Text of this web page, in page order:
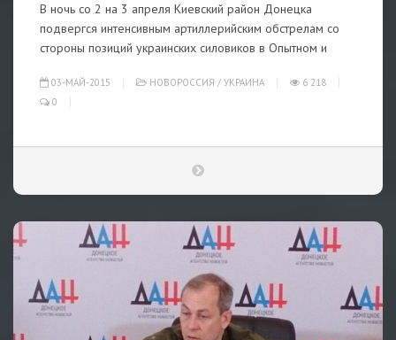
В ночь со 2 на 3 апреля Киевский район Донецка
подвергся интенсивным артиллерийским обстрелам со
стороны позиций украинских силовиков в Опытном и
03-МАЙ-2015 НОВОРОССИЯ / УКРАИНА
6 218
0